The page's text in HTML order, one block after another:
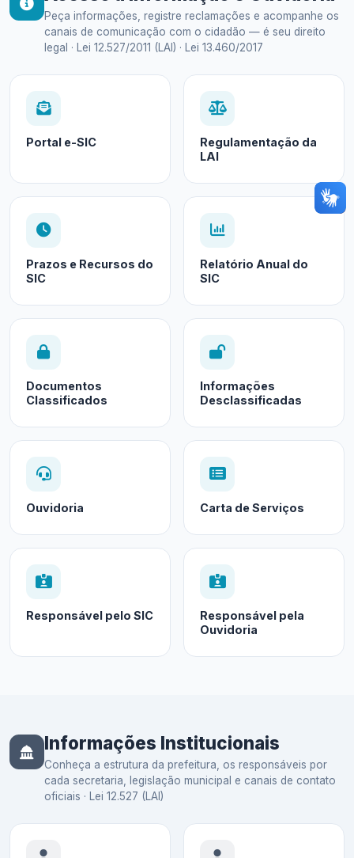
Peça informações, registre reclamações e acompanhe os
canais de comunicação com o cidadão — é seu direito
legal · Lei 12.527/2011 (LAI) · Lei 13.460/2017
Portal e-SIC
Regulamentação da
LAI
Prazos e Recursos do
SIC
Relatório Anual do
SIC
Documentos
Classificados
Informações
Desclassificadas
Ouvidoria Carta de Serviços
Responsável pelo SIC
Responsável pela
Ouvidoria
Informações Institucionais
Conheça a estrutura da prefeitura, os responsáveis por
cada secretaria, legislação municipal e canais de contato
oficiais · Lei 12.527 (LAI)